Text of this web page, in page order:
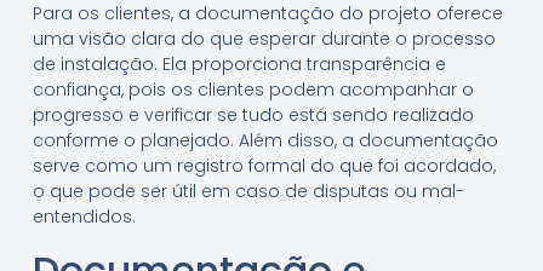
Para os clientes, a documentação do projeto oferece
uma visão clara do que esperar durante o processo
de instalação. Ela proporciona transparência e
confiança, pois os clientes podem acompanhar o
progresso e verificar se tudo está sendo realizado
conforme o planejado. Além disso, a documentação
serve como um registro formal do que foi acordado,
o que pode ser útil em caso de disputas ou mal-
entendidos.